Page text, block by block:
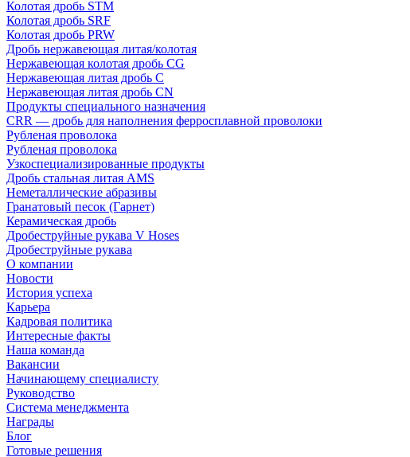
Колотая дробь STM
Колотая дробь SRF
Колотая дробь PRW
Дробь нержавеющая литая/колотая
Нержавеющая колотая дробь CG
Нержавеющая литая дробь C
Нержавеющая литая дробь CN
Продукты специального назначения
CRR — дробь для наполнения ферросплавной проволоки
Рубленая проволока
Рубленая проволока
Узкоспециализированные продукты
Дробь стальная литая AMS
Неметаллические абразивы
Гранатовый песок (Гарнет)
Керамическая дробь
Дробеструйные рукава V Hoses
Дробеструйные рукава
О компании
Новости
История успеха
Карьера
Кадровая политика
Интересные факты
Наша команда
Вакансии
Начинающему специалисту
Руководство
Система менеджмента
Награды
Блог
Готовые решения